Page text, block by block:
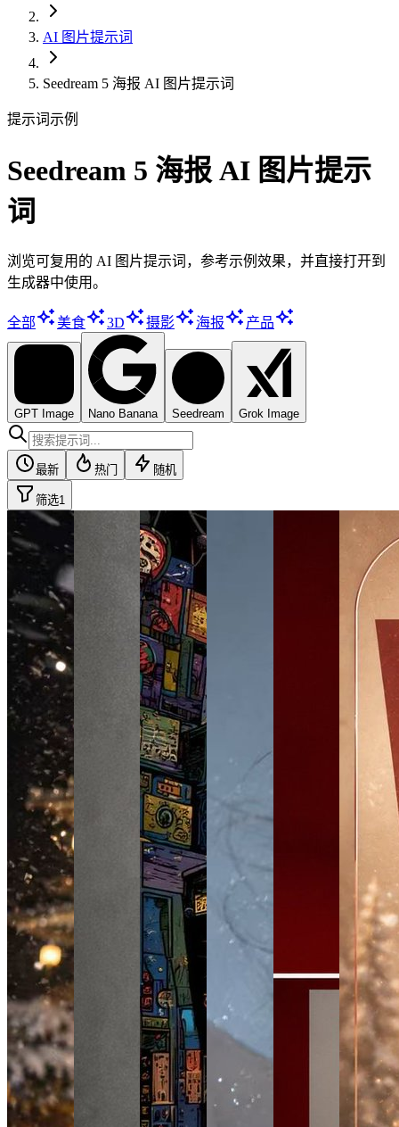
AI 图片提示词
Seedream 5 海报 AI 图片提示词
提示词示例
Seedream 5 海报 AI 图片提示
词
浏览可复用的 AI 图片提示词，参考示例效果，并直接打开到
生成器中使用。
全部 美食 3D 摄影 海报 产品
GPT Image Nano Banana Seedream Grok Image
最新 热门 随机
筛选1